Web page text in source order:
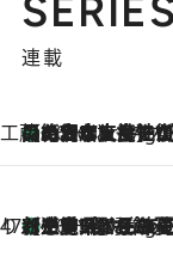
SERIES
連載
工藤まやのおもて
10 Hours Ago
【ハワイ土産】ローカルの絶大な支持で復活！ 絶品の幻クッキー《元ファンの日本人女性が受け継いだ名店》
47都道府県の手みやげ ひんやりスイーツで夏
10 Hours Ago
【三重県】この夏絶対食べたい 冷やしておいしいおやつ3選 お餅×アイスの新感覚スイーツ